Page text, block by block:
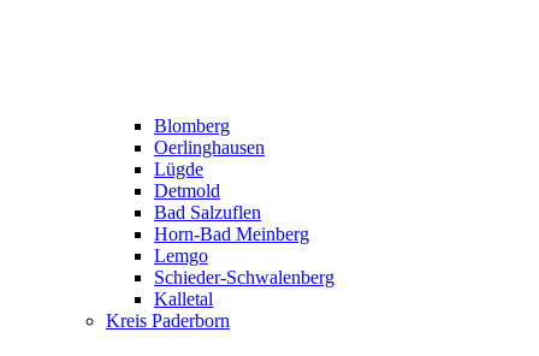
Blomberg
Oerlinghausen
Lügde
Detmold
Bad Salzuflen
Horn-Bad Meinberg
Lemgo
Schieder-Schwalenberg
Kalletal
Kreis Paderborn